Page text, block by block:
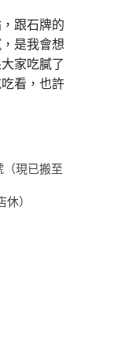
跟石牌的
是我會想
家吃膩了
看，也許
（現已搬至
）